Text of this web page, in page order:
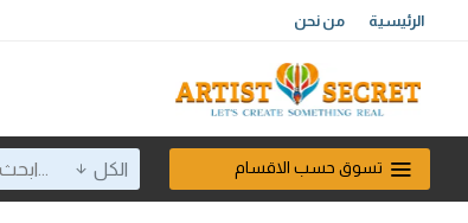
الرئيسية من نحن
تسوق حسب الاقسام الكل